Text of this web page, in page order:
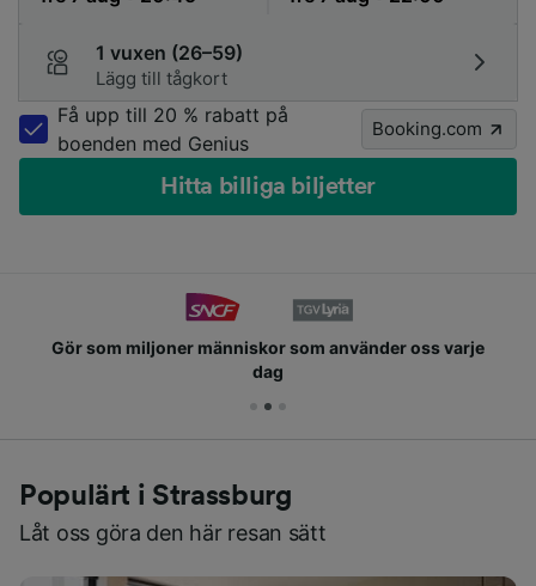
1 vuxen (26–59)
Lägg till tågkort
Få upp till 20 % rabatt på
boenden med Genius
Booking.com
Hitta billiga biljetter
Gör som miljoner människor som använder oss varje
dag
Populärt i Strassburg
Låt oss göra den här resan sätt